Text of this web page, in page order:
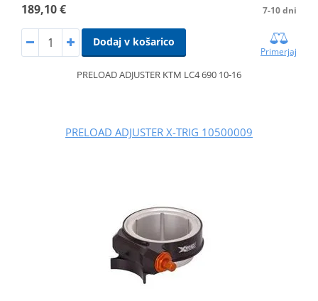
189,10 € 7-10 dni
Dodaj v košarico
Primerjaj
PRELOAD ADJUSTER KTM LC4 690 10-16
PRELOAD ADJUSTER X-TRIG 10500009